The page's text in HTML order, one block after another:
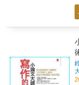
結局。
生
白！ & 作